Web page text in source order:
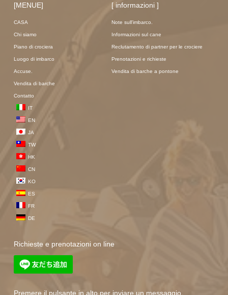
[MENUE]
CASA
Chi siamo
Piano di crociera
Luogo di imbarco
Accuse.
Vendita di barche
Contatto
IT
EN
JA
TW
HK
CN
KO
ES
FR
DE
[ informazioni ]
Note sull'imbarco.
Informazioni sul cane
Reclutamento di partner per le crociere
Prenotazioni e richieste
Vendita di barche a pontone
Richieste e prenotazioni on line
Premere il pulsante in alto per inviare un messaggio.